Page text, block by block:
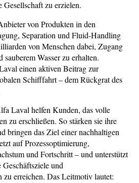
zu erzielen.
von Produkten in den
Separation und Fluid-Handling
von Menschen dabei, Zugang
Wasser zu erhalten.
einen aktiven Beitrag zur
Schifffahrt – dem Rückgrat des
Laval helfen Kunden, das volle
zu erschließen. So stärken sie ihre
bringen das Ziel einer nachhaltigen
auf Prozessoptimierung,
und Fortschritt – und unterstützt
und
zu erreichen. Das Leitmotiv lautet: